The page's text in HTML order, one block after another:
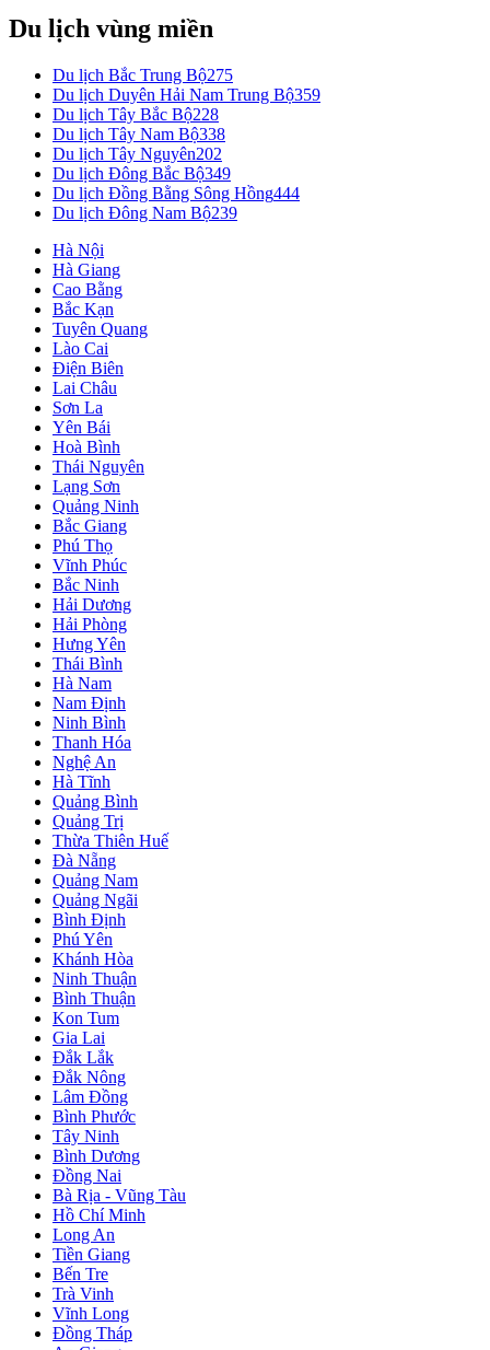
Du lịch vùng miền
Du lịch Bắc Trung Bộ275
Du lịch Duyên Hải Nam Trung Bộ359
Du lịch Tây Bắc Bộ228
Du lịch Tây Nam Bộ338
Du lịch Tây Nguyên202
Du lịch Đông Bắc Bộ349
Du lịch Đồng Bằng Sông Hồng444
Du lịch Đông Nam Bộ239
Hà Nội
Hà Giang
Cao Bằng
Bắc Kạn
Tuyên Quang
Lào Cai
Điện Biên
Lai Châu
Sơn La
Yên Bái
Hoà Bình
Thái Nguyên
Lạng Sơn
Quảng Ninh
Bắc Giang
Phú Thọ
Vĩnh Phúc
Bắc Ninh
Hải Dương
Hải Phòng
Hưng Yên
Thái Bình
Hà Nam
Nam Định
Ninh Bình
Thanh Hóa
Nghệ An
Hà Tĩnh
Quảng Bình
Quảng Trị
Thừa Thiên Huế
Đà Nẵng
Quảng Nam
Quảng Ngãi
Bình Định
Phú Yên
Khánh Hòa
Ninh Thuận
Bình Thuận
Kon Tum
Gia Lai
Đắk Lắk
Đắk Nông
Lâm Đồng
Bình Phước
Tây Ninh
Bình Dương
Đồng Nai
Bà Rịa - Vũng Tàu
Hồ Chí Minh
Long An
Tiền Giang
Bến Tre
Trà Vinh
Vĩnh Long
Đồng Tháp